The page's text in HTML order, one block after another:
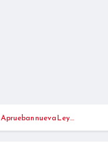
Aprueban nueva Ley…